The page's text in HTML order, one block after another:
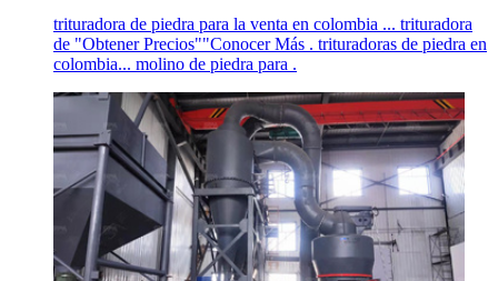
trituradora de piedra para la venta en colombia ... trituradora
de "Obtener Precios""Conocer Más . trituradoras de piedra en
colombia... molino de piedra para .